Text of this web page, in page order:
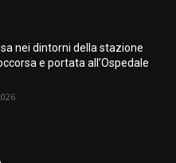
nei dintorni della stazione
e portata all’Ospedale